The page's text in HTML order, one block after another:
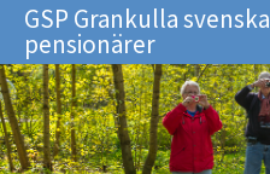
GSP Grankulla svenska
pensionärer